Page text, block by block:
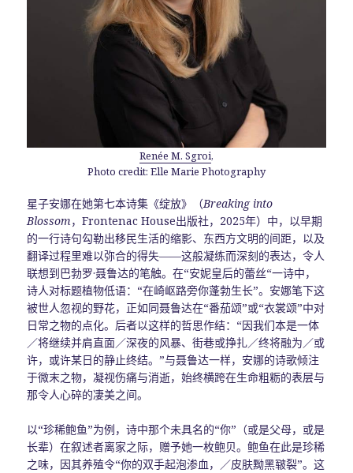
Renée M. Sgroi,
Photo credit: Elle Marie Photography
星子安娜在她第七本诗集《绽放》（Breaking into
Blossom，Frontenac House出版社，2025年）中，以早期
的一行诗句勾勒出移民生活的缩影、东西方文明的间距，以及
翻译过程里难以弥合的得失——这般凝练而深刻的表达，令人
联想到巴勃罗·聂鲁达的笔触。在“安妮皇后的蕾丝“一诗中，
诗人对标题植物低语：“在崎岖路旁你蓬勃生长”。安娜笔下这
被世人忽视的野花，正如同聂鲁达在“番茄颂”或“衣裳颂”中对
日常之物的点化。后者以这样的哲思作结：“因我们本是一体
／将继续并肩直面／深夜的风暴、街巷或挣扎／终将融为／或
许，或许某日的静止终结。”与聂鲁达一样，安娜的诗歌倾注
于微末之物，凝视伤痛与消逝，始终横跨在生命粗粝的表层与
那令人心碎的凄美之间。
以“珍稀鲍鱼”为例，诗中那个未具名的“你”（或是父母，或是
长辈）在叙述者离家之际，赠予她一枚鲍贝。鲍鱼在此是珍稀
之味，因其养殖令“你的双手起泡渗血，／皮肤黝黑皲裂”。这